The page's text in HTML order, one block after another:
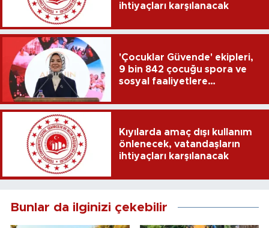
ihtiyaçları karşılanacak
'Çocuklar Güvende' ekipleri,
9 bin 842 çocuğu spora ve
sosyal faaliyetlere
Kıyılarda amaç dışı kullanım
önlenecek, vatandaşların
ihtiyaçları karşılanacak
Bunlar da ilginizi çekebilir